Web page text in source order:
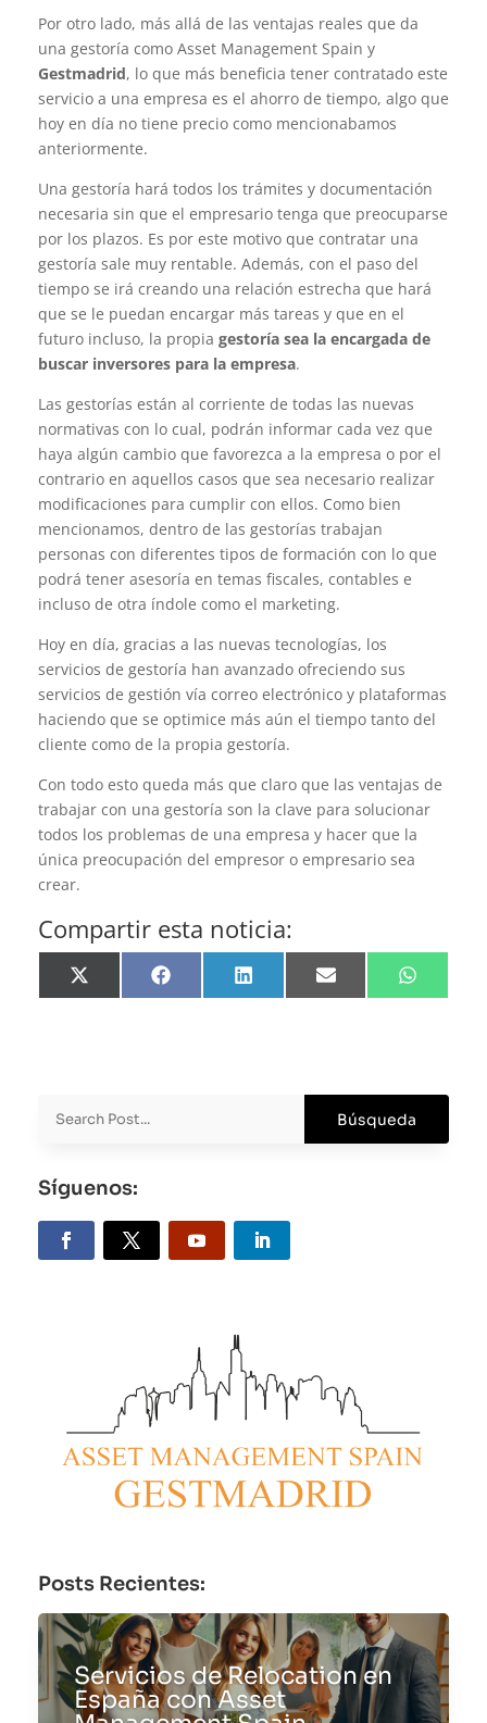
Por otro lado, más allá de las ventajas reales que da
una gestoría como Asset Management Spain y
Gestmadrid, lo que más beneficia tener contratado este
servicio a una empresa es el ahorro de tiempo, algo que
hoy en día no tiene precio como mencionabamos
anteriormente.
Una gestoría hará todos los trámites y documentación
necesaria sin que el empresario tenga que preocuparse
por los plazos. Es por este motivo que contratar una
gestoría sale muy rentable. Además, con el paso del
tiempo se irá creando una relación estrecha que hará
que se le puedan encargar más tareas y que en el
futuro incluso, la propia gestoría sea la encargada de
buscar inversores para la empresa.
Las gestorías están al corriente de todas las nuevas
normativas con lo cual, podrán informar cada vez que
haya algún cambio que favorezca a la empresa o por el
contrario en aquellos casos que sea necesario realizar
modificaciones para cumplir con ellos. Como bien
mencionamos, dentro de las gestorías trabajan
personas con diferentes tipos de formación con lo que
podrá tener asesoría en temas fiscales, contables e
incluso de otra índole como el marketing.
Hoy en día, gracias a las nuevas tecnologías, los
servicios de gestoría han avanzado ofreciendo sus
servicios de gestión vía correo electrónico y plataformas
haciendo que se optimice más aún el tiempo tanto del
cliente como de la propia gestoría.
Con todo esto queda más que claro que las ventajas de
trabajar con una gestoría son la clave para solucionar
todos los problemas de una empresa y hacer que la
única preocupación del empresor o empresario sea
crear.
Compartir esta noticia:
Compartir
en
Compartir
en
Compartir
en
Compartir
en
Compartir
en
Síguenos:
Posts Recientes:
Servicios de Relocation en
España con Asset